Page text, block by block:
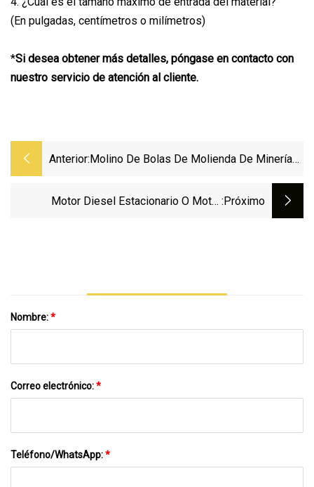
(En pulgadas, centímetros o milímetros)
*Si desea obtener más detalles, póngase en contacto con
nuestro servicio de atención al cliente.
Anterior:Molino De Bolas De Molienda De Minería
Caliente Con Precio De Fábrica De China
Motor Diesel Estacionario O Motor :próximo
Nombre:*
Correo electrónico:*
Teléfono/WhatsApp:*